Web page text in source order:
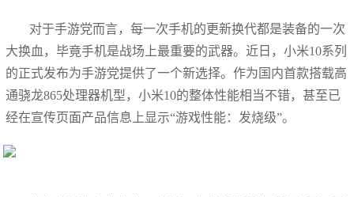
对于手游党而言，每一次手机的更新换代都是装备的一次
大换血，毕竟手机是战场上最重要的武器。近日，小米10系列
的正式发布为手游党提供了一个新选择。作为国内首款搭载高
通骁龙865处理器机型，小米10的整体性能相当不错，甚至已
经在宣传页面产品信息上显示“游戏性能：发烧级”。